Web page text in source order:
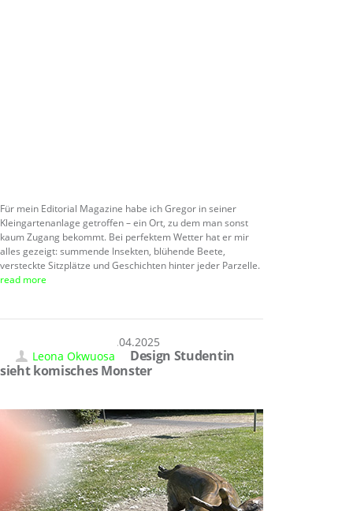
Für mein Editorial Magazine habe ich Gregor in seiner
Kleingartenanlage getroffen – ein Ort, zu dem man sonst
kaum Zugang bekommt. Bei perfektem Wetter hat er mir
alles gezeigt: summende Insekten, blühende Beete,
versteckte Sitzplätze und Geschichten hinter jeder Parzelle.
read more
28.04.2025
Leona Okwuosa
Design Studentin
sieht komisches Monster